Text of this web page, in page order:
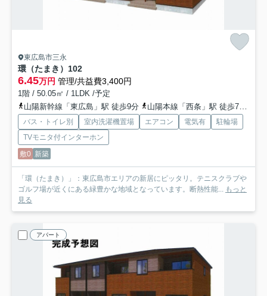
東広島市三永
環（たまき） 102
6.45万円 管理/共益費3,400円
1階 / 50.05㎡ / 1LDK /予定
山陽新幹線「東広島」駅 徒歩9分
山陽本線「西条」駅 徒歩79分
バス・トイレ別 室内洗濯機置場 エアコン 電気有
駐輪場
TVモニタ付インターホン
敷0 新築
「環（たまき）」：東広島市エリアの新居にピッタリ。テニスクラブや
ゴルフ場が近くにある緑豊かな地域となっています。断熱性能... もっと
見る
アパート